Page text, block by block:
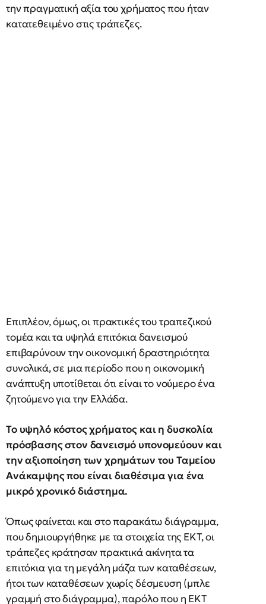
την πραγματική αξία του χρήματος που ήταν
κατατεθειμένο στις τράπεζες.
Επιπλέον, όμως, οι πρακτικές του τραπεζικού
τομέα και τα υψηλά επιτόκια δανεισμού
επιβαρύνουν την οικονομική δραστηριότητα
συνολικά, σε μια περίοδο που η οικονομική
ανάπτυξη υποτίθεται ότι είναι το νούμερο ένα
ζητούμενο για την Ελλάδα.
Το υψηλό κόστος χρήματος και η δυσκολία
πρόσβασης στον δανεισμό υπονομεύουν και
την αξιοποίηση των χρημάτων του Ταμείου
Ανάκαμψης που είναι διαθέσιμα για ένα
μικρό χρονικό διάστημα.
Όπως φαίνεται και στο παρακάτω διάγραμμα,
που δημιουργήθηκε με τα στοιχεία της ΕΚΤ, οι
τράπεζες κράτησαν πρακτικά ακίνητα τα
επιτόκια για τη μεγάλη μάζα των καταθέσεων,
ήτοι των καταθέσεων χωρίς δέσμευση (μπλε
γραμμή στο διάγραμμα), παρόλο που η ΕΚΤ